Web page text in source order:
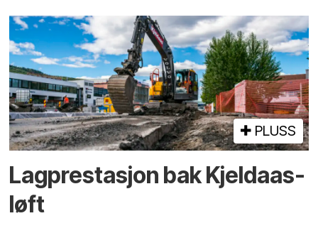
PLUSS
Lagprestasjon bak Kjeldaas-
løft